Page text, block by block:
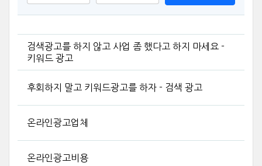
검색광고를 하지 않고 사업 좀 했다고 하지 마세요 -
키워드 광고
후회하지 말고 키워드광고를 하자 - 검색 광고
온라인광고업체
온라인광고비용